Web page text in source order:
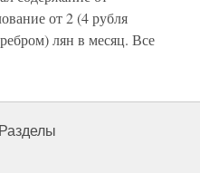
от 2 (4 рубля
лян в месяц. Все
Разделы